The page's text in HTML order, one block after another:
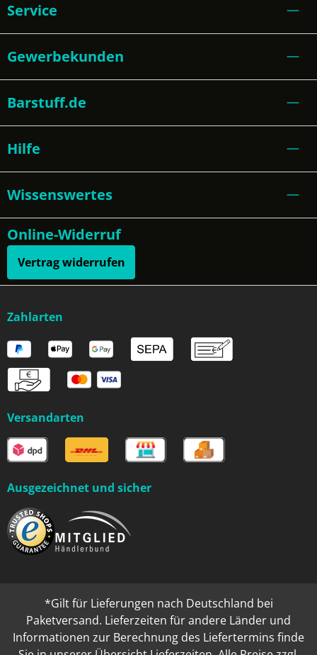
Service
Gewerbekunden
Barstuff.de
Hilfe
Wissenswertes
Online-Widerruf
Vertrag widerrufen
Zahlarten
Versandarten
Ausgezeichnet und sicher
*Gilt für Lieferungen nach Deutschland bei
Paketversand. Lieferzeiten für andere Länder und
Informationen zur Berechnung des Liefertermins finde